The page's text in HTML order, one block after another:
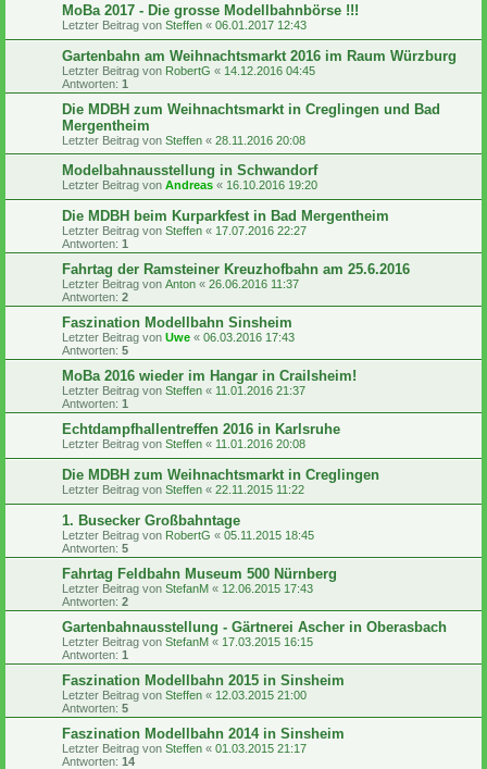
MoBa 2017 - Die grosse Modellbahnbörse !!!
Letzter Beitrag von Steffen « 06.01.2017 12:43
Gartenbahn am Weihnachtsmarkt 2016 im Raum Würzburg
Letzter Beitrag von RobertG « 14.12.2016 04:45
Antworten: 1
Die MDBH zum Weihnachtsmarkt in Creglingen und Bad
Mergentheim
Letzter Beitrag von Steffen « 28.11.2016 20:08
Modelbahnausstellung in Schwandorf
Letzter Beitrag von Andreas « 16.10.2016 19:20
Die MDBH beim Kurparkfest in Bad Mergentheim
Letzter Beitrag von Steffen « 17.07.2016 22:27
Antworten: 1
Fahrtag der Ramsteiner Kreuzhofbahn am 25.6.2016
Letzter Beitrag von Anton « 26.06.2016 11:37
Antworten: 2
Faszination Modellbahn Sinsheim
Letzter Beitrag von Uwe « 06.03.2016 17:43
Antworten: 5
MoBa 2016 wieder im Hangar in Crailsheim!
Letzter Beitrag von Steffen « 11.01.2016 21:37
Antworten: 1
Echtdampfhallentreffen 2016 in Karlsruhe
Letzter Beitrag von Steffen « 11.01.2016 20:08
Die MDBH zum Weihnachtsmarkt in Creglingen
Letzter Beitrag von Steffen « 22.11.2015 11:22
1. Busecker Großbahntage
Letzter Beitrag von RobertG « 05.11.2015 18:45
Antworten: 5
Fahrtag Feldbahn Museum 500 Nürnberg
Letzter Beitrag von StefanM « 12.06.2015 17:43
Antworten: 2
Gartenbahnausstellung - Gärtnerei Ascher in Oberasbach
Letzter Beitrag von StefanM « 17.03.2015 16:15
Antworten: 1
Faszination Modellbahn 2015 in Sinsheim
Letzter Beitrag von Steffen « 12.03.2015 21:00
Antworten: 5
Faszination Modellbahn 2014 in Sinsheim
Letzter Beitrag von Steffen « 01.03.2015 21:17
Antworten: 14